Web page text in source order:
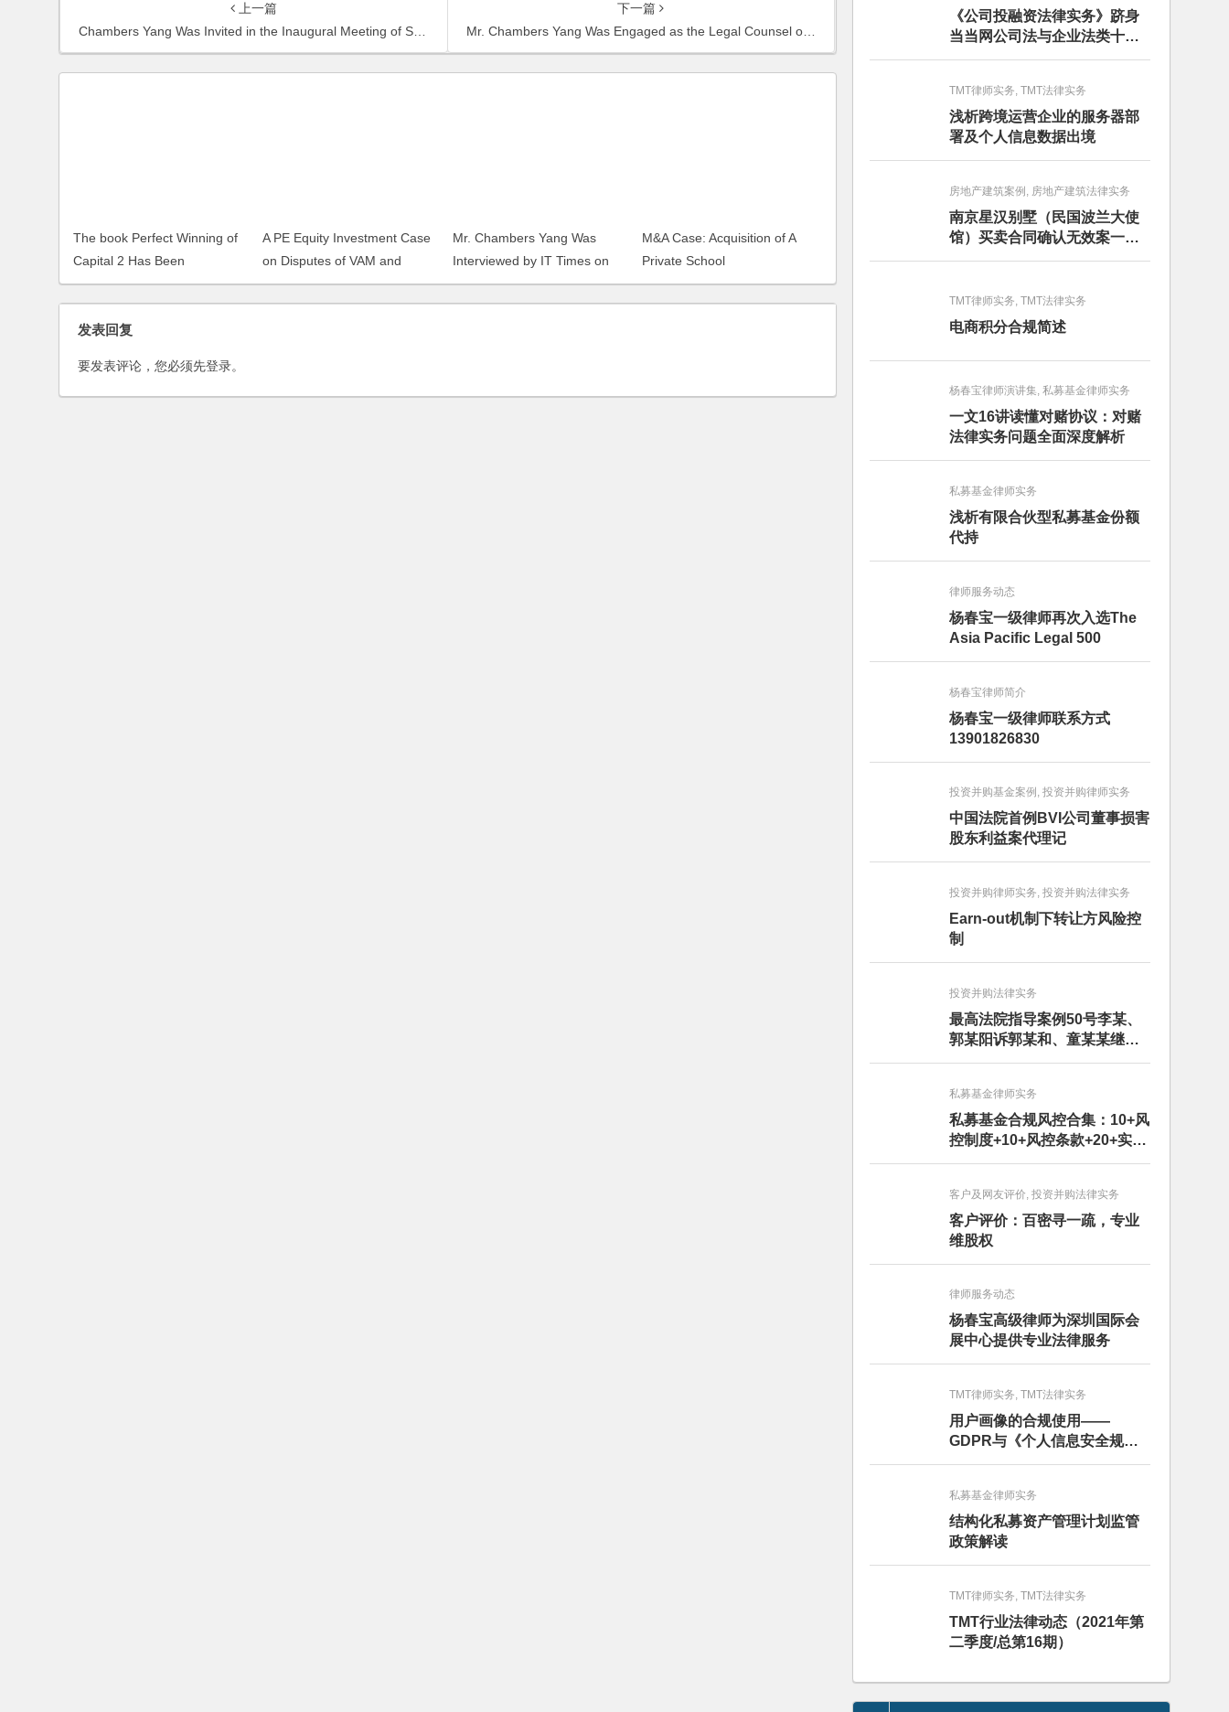
上一篇
Chambers Yang Was Invited in the Inaugural Meeting of Shanghai Financial Performance Appraisal Industry Association
下一篇
Mr. Chambers Yang Was Engaged as the Legal Counsel of U1baby
The book Perfect Winning of
Capital 2 Has Been
Republished by LexisNexis
Mr. Chambers Yang Was
Interviewed by IT Times on
Illegal Ads on Search Engines
M&A Case: Acquisition of A
Private School
发表回复
要发表评论，您必须先登录
《公司投融资法律实务》跻身
当当网公司法与企业法类十大
畅销图书榜
TMT律师实务, TMT法律实务
浅析跨境运营企业的服务器部
署及个人信息数据出境
房地产建筑案例, 房地产建筑法律实务
南京星汉别墅（民国波兰大使
馆）买卖合同确认无效案一审
判决书
TMT律师实务, TMT法律实务
电商积分合规简述
杨春宝律师演讲集, 私募基金律师实务
一文16讲读懂对赌协议：对赌
法律实务问题全面深度解析
私募基金律师实务
浅析有限合伙型私募基金份额
代持
律师服务动态
杨春宝一级律师再次入选The
Asia Pacific Legal 500
杨春宝律师简介
杨春宝一级律师联系方式
13901826830
投资并购基金案例, 投资并购律师实务
中国法院首例BVI公司董事损害
股东利益案代理记
投资并购律师实务, 投资并购法律实务
Earn-out机制下转让方风险控
制
投资并购法律实务
最高法院指导案例50号李某、
郭某阳诉郭某和、童某某继承
纠纷案
私募基金律师实务
私募基金合规风控合集：10+风
控制度+10+风控条款+20+实务
文章+每月动态
客户及网友评价, 投资并购法律实务
客户评价：百密寻一疏，专业
维股权
律师服务动态
杨春宝高级律师为深圳国际会
展中心提供专业法律服务
TMT律师实务, TMT法律实务
用户画像的合规使用——
GDPR与《个人信息安全规
范》的比较分析
私募基金律师实务
结构化私募资产管理计划监管
政策解读
TMT律师实务, TMT法律实务
TMT行业法律动态（2021年第
二季度/总第16期）